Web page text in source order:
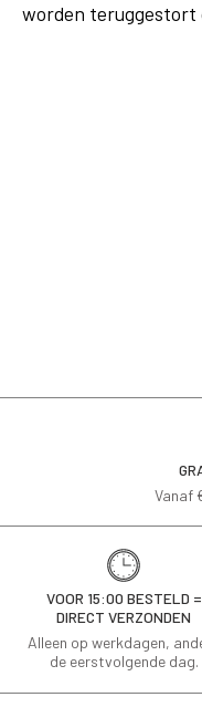
worden teruggestort
Vanaf
VOOR 15:00 BESTELD =
DIRECT VERZONDEN
Alleen op werkdagen,
de eerstvolgende dag.